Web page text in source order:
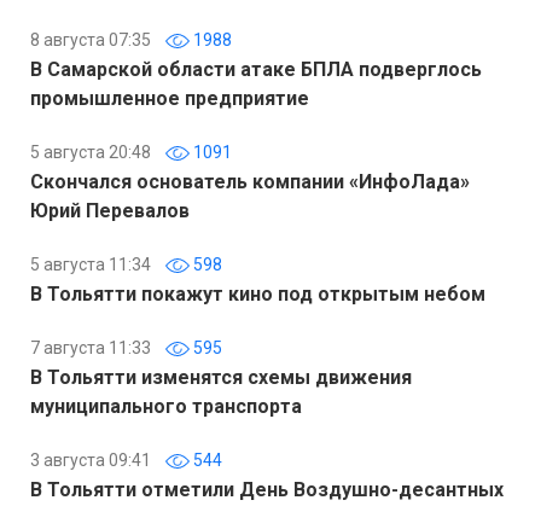
8 августа 07:35 1988
В Самарской области атаке БПЛА подверглось
промышленное предприятие
5 августа 20:48 1091
Скончался основатель компании «ИнфоЛада»
Юрий Перевалов
5 августа 11:34 598
В Тольятти покажут кино под открытым небом
7 августа 11:33 595
В Тольятти изменятся схемы движения
муниципального транспорта
3 августа 09:41 544
В Тольятти отметили День Воздушно-десантных